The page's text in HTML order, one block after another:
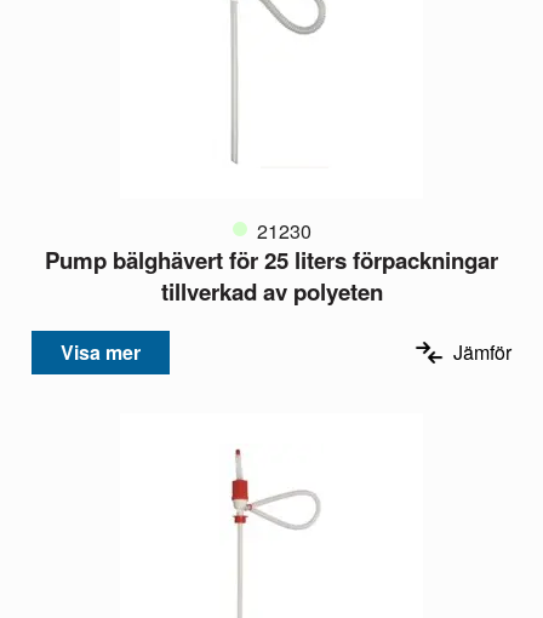
21230
Pump bälghävert för 25 liters förpackningar
tillverkad av polyeten
Visa mer Jämför